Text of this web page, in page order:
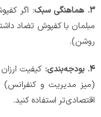
۳. هماهنگی سبک: اگر
مبلمان با کفپوش تضاد
روشن).
۴.بودجه‌بندی: کیفیت
(میز مدیریت و کنفرانس)
اقتصادی‌تر استفاده کنید.